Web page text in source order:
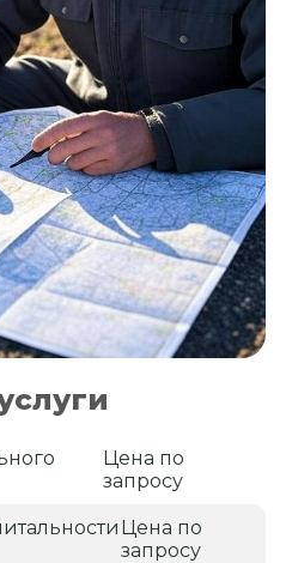
Цена по
запросу
Цена по
запросу